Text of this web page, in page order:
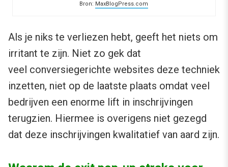
Bron: MaxBlogPress.com
Als je niks te verliezen hebt, geeft het niets om
irritant te zijn. Niet zo gek dat
veel conversiegerichte websites deze techniek
inzetten, niet op de laatste plaats omdat veel
bedrijven een enorme lift in inschrijvingen
terugzien. Hiermee is overigens niet gezegd
dat deze inschrijvingen kwalitatief van aard zijn.